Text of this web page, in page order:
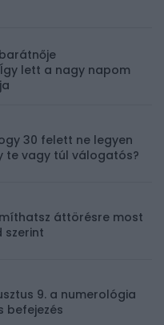
lett a nagy napom
30 felett ne legyen
te vagy túl válogatós?
áttörésre most
szerint
9. a numerológia
befejezés